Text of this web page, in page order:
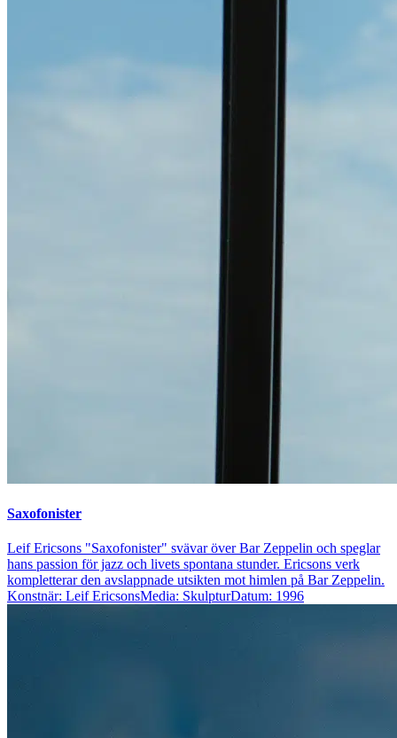
Saxofonister
Leif Ericsons "Saxofonister" svävar över Bar Zeppelin och speglar
hans passion för jazz och livets spontana stunder. Ericsons verk
kompletterar den avslappnade utsikten mot himlen på Bar Zeppelin.
Konstnär: Leif EricsonsMedia: SkulpturDatum: 1996